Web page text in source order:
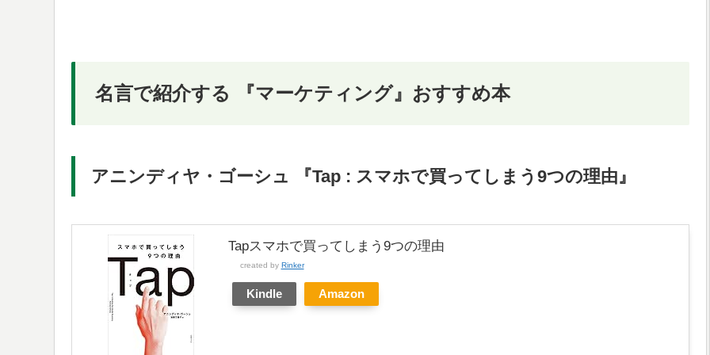
名言で紹介する 『マーケティング』おすすめ本
アニンディヤ・ゴーシュ 『Tap : スマホで買ってしまう9つの理由』
Tapスマホで買ってしまう9つの理由
created by Rinker
Kindle Amazon